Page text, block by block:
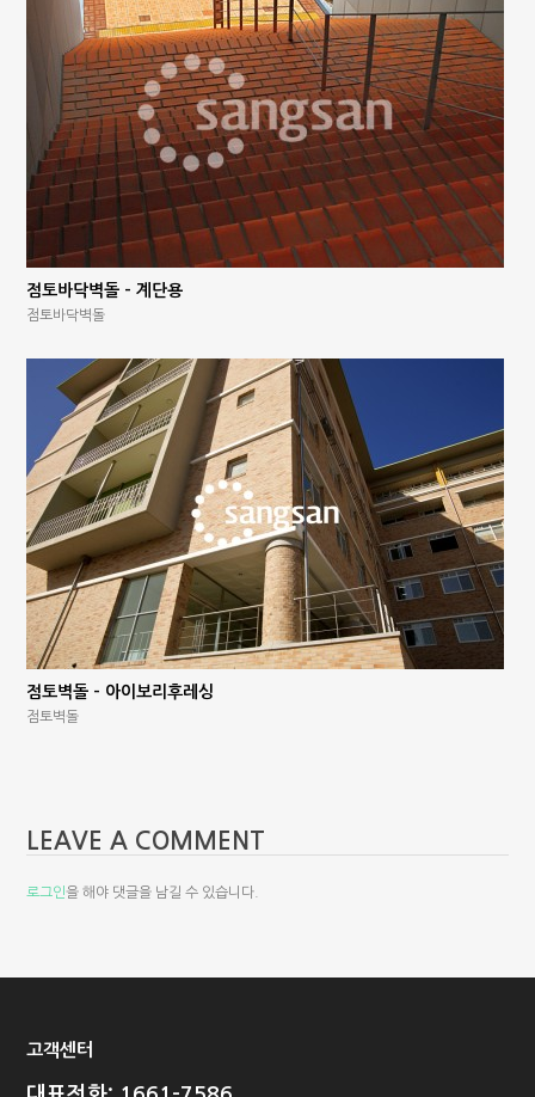
점토바닥벽돌 – 계단용
점토바닥벽돌
점토벽돌 – 아이보리후레싱
점토벽돌
LEAVE A COMMENT
로그인을 해야 댓글을 남길 수 있습니다.
고객센터